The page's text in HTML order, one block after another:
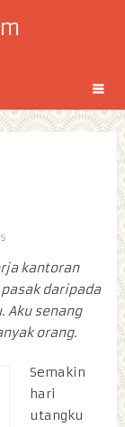
kantoran
daripada
Aku senang
orang.
Semakin
hari
utangku